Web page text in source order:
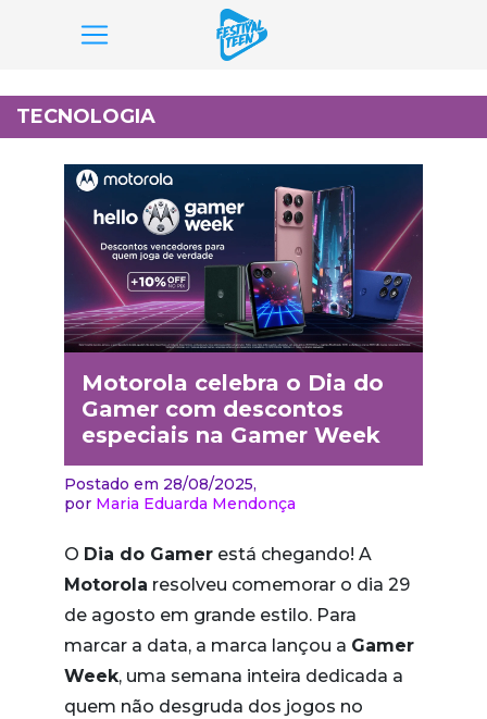
para
o
conteúdo
TECNOLOGIA
Motorola celebra o Dia do
Gamer com descontos
especiais na Gamer Week
Postado em 28/08/2025,
por Maria Eduarda Mendonça
O Dia do Gamer está chegando! A
Motorola resolveu comemorar o dia 29
de agosto em grande estilo. Para
marcar a data, a marca lançou a Gamer
Week, uma semana inteira dedicada a
quem não desgruda dos jogos no